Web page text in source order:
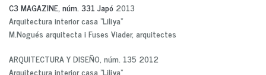
C3 MAGAZINE, núm. 331 Japó 2013
Arquitectura interior casa "Liliya"
M.Nogués arquitecta i Fuses Viader, arquitectes
ARQUITECTURA Y DISEÑO, núm. 135 2012
Arquitectura interior casa "Liliya"